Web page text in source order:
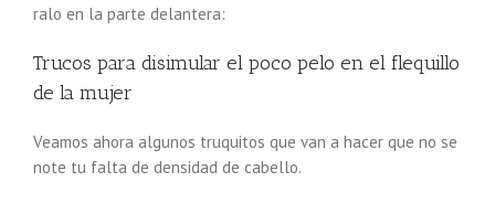
ralo en la parte delantera:
Trucos para disimular el poco pelo en el flequillo
de la mujer
Veamos ahora algunos truquitos que van a hacer que no se
note tu falta de densidad de cabello.